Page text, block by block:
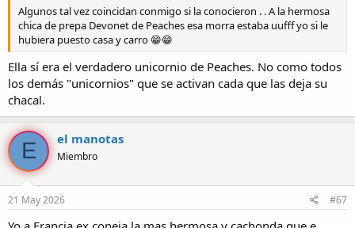
Algunos tal vez coincidan conmigo si la conocieron . . A la hermosa
chica de prepa Devonet de Peaches esa morra estaba uufff yo si le
hubiera puesto casa y carro 😁😁
Ella sí era el verdadero unicornio de Peaches. No como todos
los demás "unicornios" que se activan cada que las deja su
chacal.
E el manotas
Miembro
21 May 2026 #67